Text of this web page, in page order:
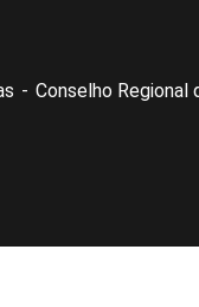
Conselho